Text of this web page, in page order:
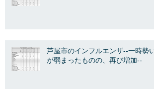
芦屋市のインフルエンザ--一時勢い
が弱まったものの、再び増加--